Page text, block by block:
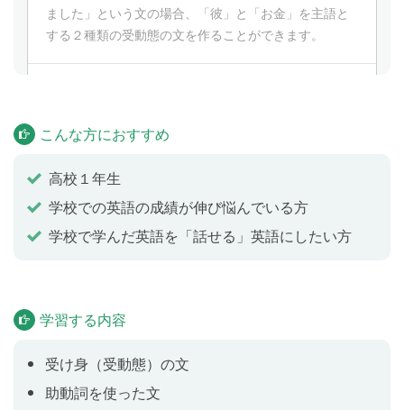
ました」という文の場合、「彼」と「お金」を主語と
する２種類の受動態の文を作ることができます。
主語＋動詞＋目的語＋補語の文を、受動態にする練習
を行います。「私たちは彼女をスーパースターと呼び
ます」という文は、「彼女」を主語にして「彼女は私
たちによってスーパースターと呼ばれます」という受
動態の文にすることができます。
行います。「夫が今日の夕飯を作っています」という
日の夕飯は夫によってつくられています」という受動
態の文にすることができます。
こんな方におすすめ
高校１年生
学校での英語の成績が伸び悩んでいる方
学校で学んだ英語を「話せる」英語にしたい方
学習する内容
受け身（受動態）の文
助動詞を使った文